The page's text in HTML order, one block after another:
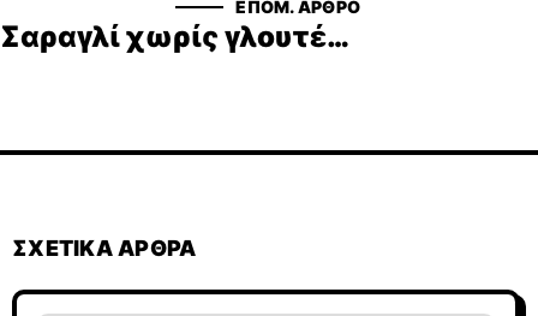
ΕΠΟΜ. ΆΡΘΡΟ
Σαραγλί χωρίς γλουτένη
ΣΧΕΤΙΚΆ ΆΡΘΡΑ